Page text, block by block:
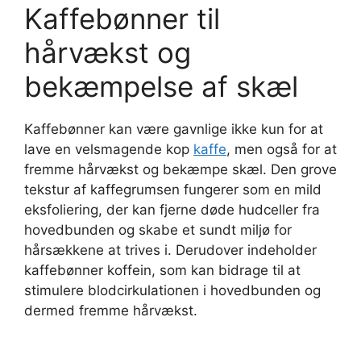
Kaffebønner til
hårvækst og
bekæmpelse af skæl
Kaffebønner kan være gavnlige ikke kun for at
lave en velsmagende kop kaffe, men også for at
fremme hårvækst og bekæmpe skæl. Den grove
tekstur af kaffegrumsen fungerer som en mild
eksfoliering, der kan fjerne døde hudceller fra
hovedbunden og skabe et sundt miljø for
hårsækkene at trives i. Derudover indeholder
kaffebønner koffein, som kan bidrage til at
stimulere blodcirkulationen i hovedbunden og
dermed fremme hårvækst.